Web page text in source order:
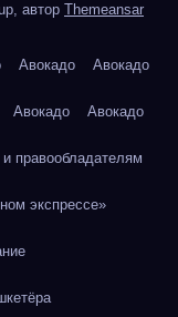
автор Themeansar
Авокадо Авокадо
Авокадо Авокадо
правообладателям
экспрессе»